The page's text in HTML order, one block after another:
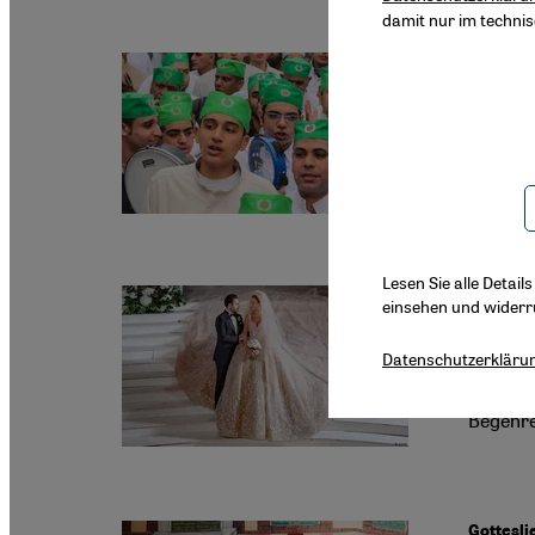
"Let’s
In
damit nur im
Lesen Sie alle
einsehen und